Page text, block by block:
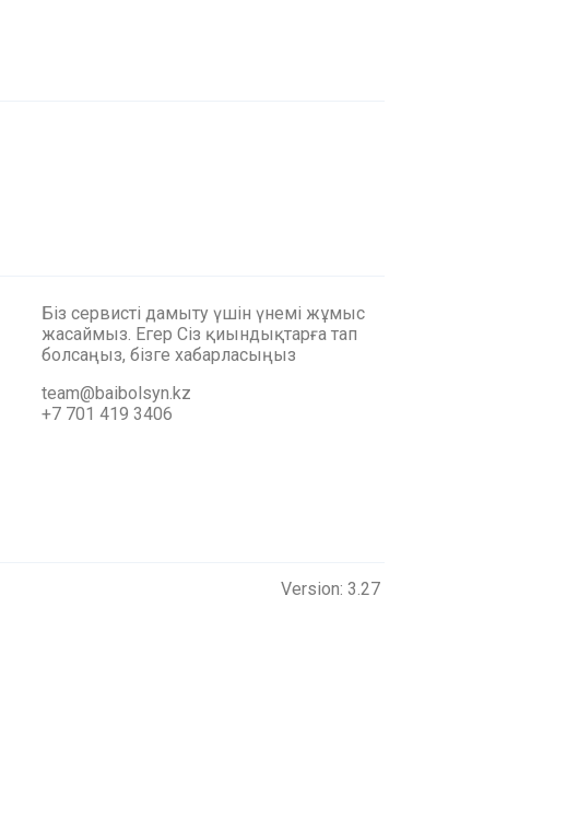
Біз сервисті дамыту үшін үнемі жұмыс
жасаймыз. Егер Сіз қиындықтарға тап
болсаңыз, бізге хабарласыңыз
team@baibolsyn.kz
+7 701 419 3406
Version: 3.27